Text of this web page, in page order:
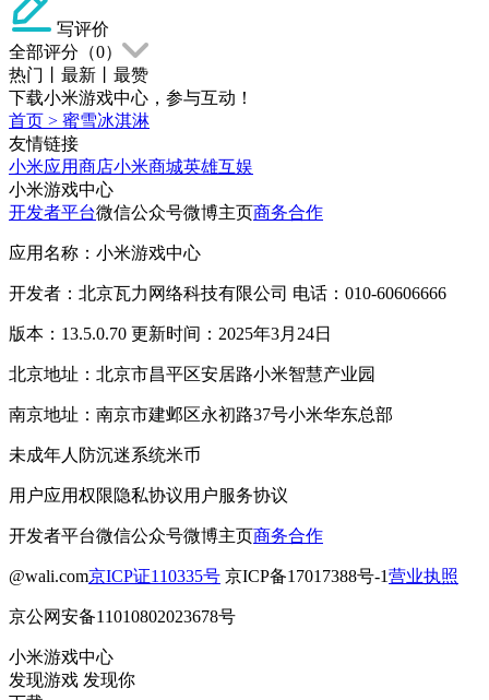
写评价
全部评分（0）
热门
最新
最赞
下载小米游戏中心，参与互动！
首页 > 蜜雪冰淇淋
友情链接
小米应用商店小米商城英雄互娱
小米游戏中心
开发者平台微信公众号微博主页商务合作
应用名称：小米游戏中心
开发者：北京瓦力网络科技有限公司 电话：010-60606666
版本：13.5.0.70 更新时间：2025年3月24日
北京地址：北京市昌平区安居路小米智慧产业园
南京地址：南京市建邺区永初路37号小米华东总部
未成年人防沉迷系统米币
用户应用权限隐私协议用户服务协议
开发者平台微信公众号微博主页商务合作
@wali.com京ICP证110335号 京ICP备17017388号-1营业执照
京公网安备11010802023678号
小米游戏中心
发现游戏 发现你